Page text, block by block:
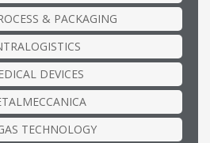
& PACKAGING
DEVICES
TECHNOLOGY